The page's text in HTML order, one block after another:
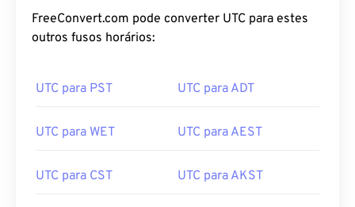
FreeConvert.com pode converter UTC para estes
outros fusos horários:
UTC para PST UTC para ADT
UTC para WET UTC para AEST
UTC para CST UTC para AKST